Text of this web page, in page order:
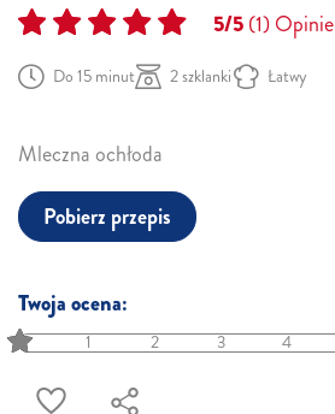
5/5(1)Opinie
Do 15 minut 2 szklanki Łatwy
Mleczna ochłoda
Pobierz przepis
Twoja ocena:
1 2 3 4